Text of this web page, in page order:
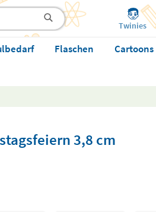
Twinies
Flaschen Cartoons
3,8 cm